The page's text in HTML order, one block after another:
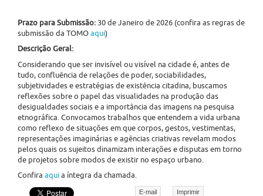
Prazo para Submissão: 30 de Janeiro de 2026 (confira as regras de
submissão da TOMO aqui)
Descrição Geral:
Considerando que ser invisível ou visível na cidade é, antes de
tudo, confluência de relações de poder, sociabilidades,
subjetividades e estratégias de existência citadina, buscamos
reflexões sobre o papel das visualidades na produção das
desigualdades sociais e a importância das imagens na pesquisa
etnográfica. Convocamos trabalhos que entendem a vida urbana
como reflexo de situações em que corpos, gestos, vestimentas,
representações imaginárias e agências criativas revelam modos
pelos quais os sujeitos dinamizam interações e disputas em torno
de projetos sobre modos de existir no espaço urbano.
Confira aqui a íntegra da chamada.
E-mail Imprimir